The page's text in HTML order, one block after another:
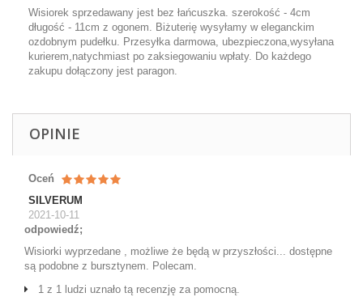
Wisiorek sprzedawany jest bez łańcuszka. szerokość - 4cm
długość - 11cm z ogonem. Biżuterię wysyłamy w eleganckim
ozdobnym pudełku. Przesyłka darmowa, ubezpieczona,wysyłana
kurierem,natychmiast po zaksiegowaniu wpłaty. Do każdego
zakupu dołączony jest paragon.
OPINIE
Oceń
SILVERUM
2021-10-11
odpowiedź;
Wisiorki wyprzedane , możliwe że będą w przyszłości... dostępne
są podobne z bursztynem. Polecam.
1 z 1 ludzi uznało tą recenzję za pomocną.